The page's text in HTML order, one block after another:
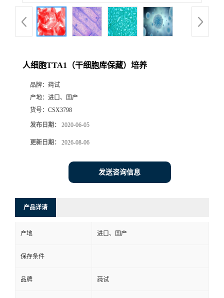
人细胞TTA1（干细胞库保藏）培养
品牌： 莼试
产地： 进口、国产
货号： CSX3798
发布日期： 2020-06-05
更新日期： 2026-08-06
发送咨询信息
产品详请
产地 进口、国产
保存条件
品牌 莼试